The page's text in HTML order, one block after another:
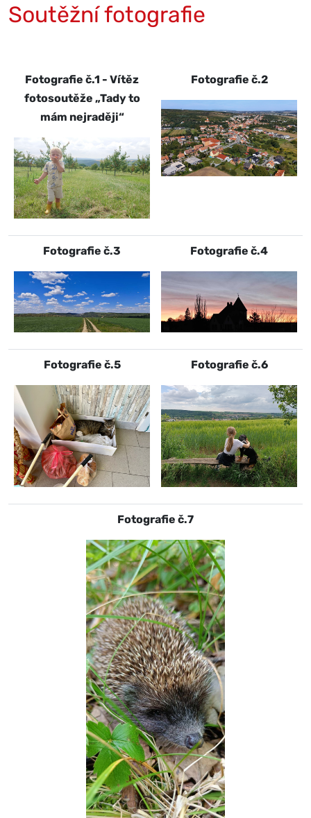
Soutěžní fotografie
Fotografie č.1 - Vítěz
fotosoutěže „Tady to
mám nejraději“
Fotografie č.2
Fotografie č.3 Fotografie č.4
Fotografie č.5 Fotografie č.6
Fotografie č.7